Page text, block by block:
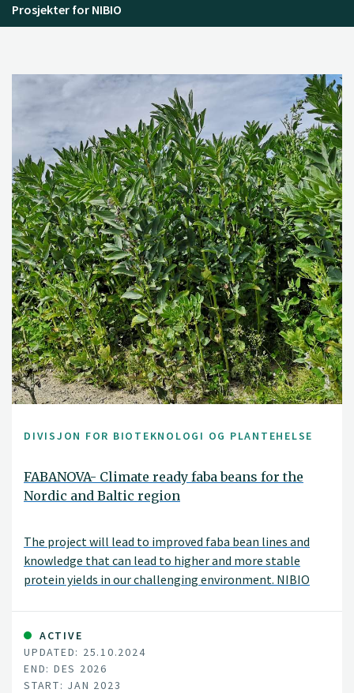
Prosjekter for NIBIO
DIVISJON FOR BIOTEKNOLOGI OG PLANTEHELSE
FABANOVA- Climate ready faba beans for the
Nordic and Baltic region
The project will lead to improved faba bean lines and
knowledge that can lead to higher and more stable
protein yields in our challenging environment. NIBIO
epidemics, enabling farmers to protect their crops.
ACTIVE
UPDATED: 25.10.2024
END: DES 2026
START: JAN 2023